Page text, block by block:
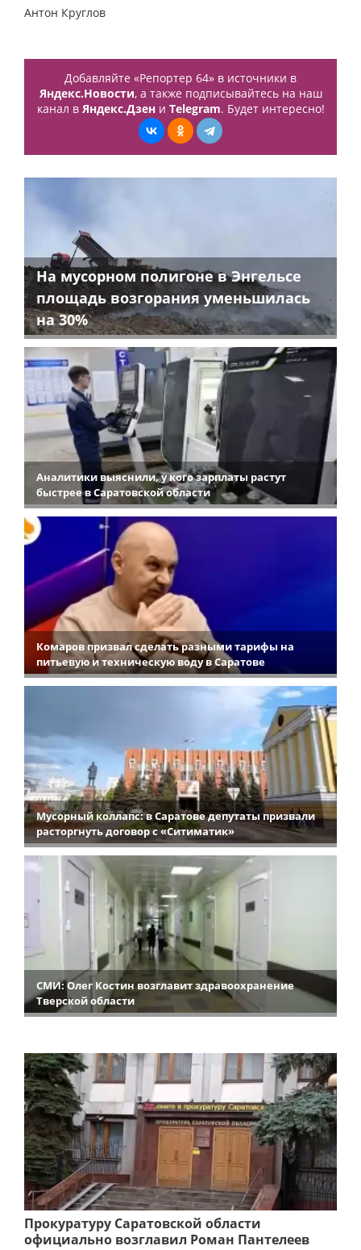
Антон Круглов
Добавляйте «Репортер 64» в источники в
Яндекс.Новости, а также подписывайтесь на наш
канал в Яндекс.Дзени Telegram. Будет интересно!
На мусорном полигоне в Энгельсе
площадь возгорания уменьшилась
на 30%
Аналитики выяснили, у кого зарплаты растут
быстрее в Саратовской области
Комаров призвал сделать разными тарифы на
питьевую и техническую воду в Саратове
Мусорный коллапс: в Саратове депутаты призвали
расторгнуть договор с «Ситиматик»
СМИ: Олег Костин возглавит здравоохранение
Тверской области
Прокуратуру Саратовской области
официально возглавил Роман Пантелеев